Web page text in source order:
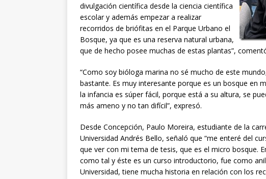
divulgación científica desde la ciencia científica
escolar y además empezar a realizar
recorridos de briófitas en el Parque Urbano el
Bosque, ya que es una reserva natural urbana,
que de hecho posee muchas de estas plantas”,
“Como soy bióloga marina no sé mucho de este
bastante. Es muy interesante porque es un bosque en
la infancia es súper fácil, porque está a su altura, se
más ameno y no tan difícil”, expresó.
Desde Concepción, Paulo Moreira, estudiante de la
Universidad Andrés Bello, señaló que “me enteré del
que ver con mi tema de tesis, que es el micro bosque.
como tal y éste es un curso introductorio, fue como
Universidad, tiene mucha historia en relación con los